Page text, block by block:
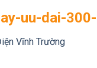
uu-dai-
Vĩnh Trường